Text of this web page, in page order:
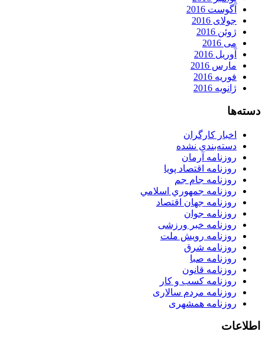
آگوست 2016
جولای 2016
ژوئن 2016
می 2016
آوریل 2016
مارس 2016
فوریه 2016
ژانویه 2016
دسته‌ها
اخبار کارگران
دسته‌بندی نشده
روزنامه آرمان
روزنامه اقتصاد پویا
روزنامه جام جم
روزنامه جمهوري اسلامي
روزنامه جهان اقتصاد
روزنامه جوان
روزنامه خبر ورزشى
روزنامه رویش ملت
روزنامه شرق
روزنامه صبا
روزنامه قانون
روزنامه كسب و كار
روزنامه مردم سالاری
روزنامه همشهری
اطلاعات